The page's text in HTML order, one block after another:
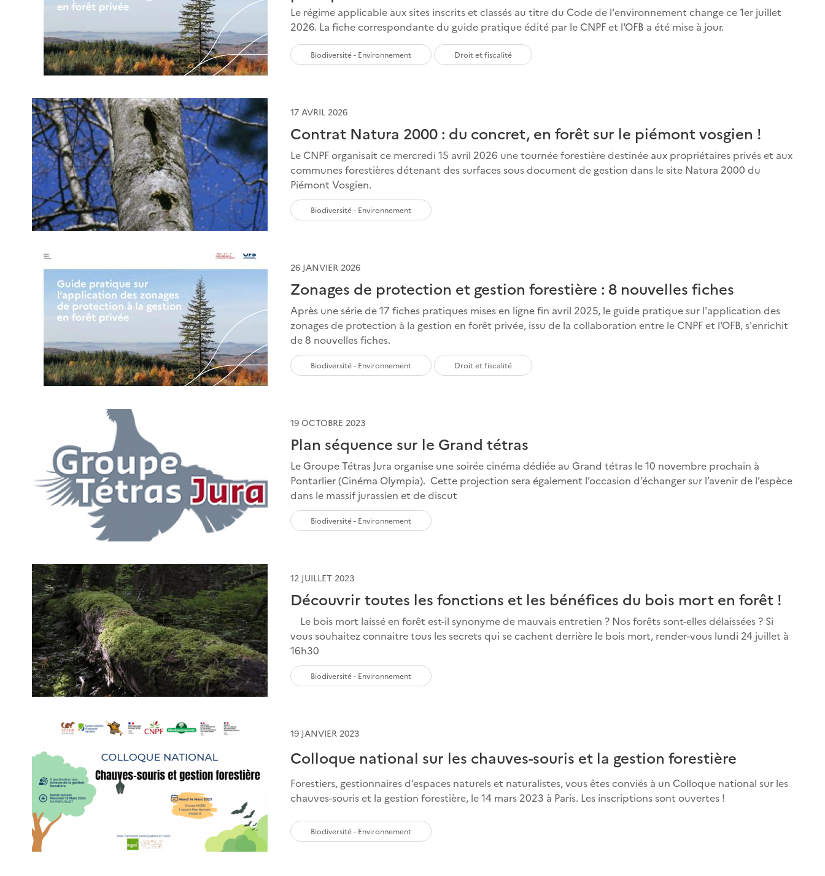
Le régime applicable aux sites inscrits et classés au titre du Code de l'environnement change ce 1er juillet
2026. La fiche correspondante du guide pratique édité par le CNPF et l'OFB a été mise à jour.
Biodiversité - Environnement Droit et fiscalité
17 AVRIL 2026
Contrat Natura 2000 : du concret, en forêt sur le piémont vosgien !
Le CNPF organisait ce mercredi 15 avril 2026 une tournée forestière destinée aux propriétaires privés et aux
communes forestières détenant des surfaces sous document de gestion dans le site Natura 2000 du
Piémont Vosgien.
Biodiversité - Environnement
26 JANVIER 2026
Zonages de protection et gestion forestière : 8 nouvelles fiches
Après une série de 17 fiches pratiques mises en ligne fin avril 2025, le guide pratique sur l'application des
zonages de protection à la gestion en forêt privée, issu de la collaboration entre le CNPF et l'OFB, s'enrichit
de 8 nouvelles fiches.
Biodiversité - Environnement Droit et fiscalité
19 OCTOBRE 2023
Plan séquence sur le Grand tétras
Le Groupe Tétras Jura organise une soirée cinéma dédiée au Grand tétras le 10 novembre prochain à
Pontarlier (Cinéma Olympia). Cette projection sera également l’occasion d’échanger sur l’avenir de l’espèce
dans le massif jurassien et de discut
Biodiversité - Environnement
12 JUILLET 2023
Découvrir toutes les fonctions et les bénéfices du bois mort en forêt !
Le bois mort laissé en forêt est-il synonyme de mauvais entretien ? Nos forêts sont-elles délaissées ? Si
vous souhaitez connaitre tous les secrets qui se cachent derrière le bois mort, render-vous lundi 24 juillet à
16h30
Biodiversité - Environnement
19 JANVIER 2023
Colloque national sur les chauves-souris et la gestion forestière
Forestiers, gestionnaires d’espaces naturels et naturalistes, vous êtes conviés à un Colloque national sur les
chauves-souris et la gestion forestière, le 14 mars 2023 à Paris. Les inscriptions sont ouvertes !
Biodiversité - Environnement